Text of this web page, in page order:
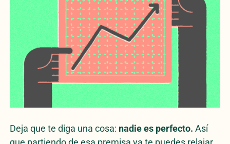
Deja que te diga una cosa: nadie es perfecto. Así